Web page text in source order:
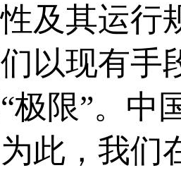
及其运行
以现有手
极限”。中
此，我们